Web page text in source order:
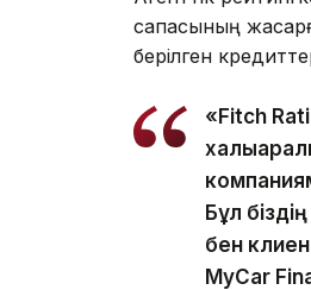
сапасының
берілген
«Fitch
Бұл
бен
MyCar